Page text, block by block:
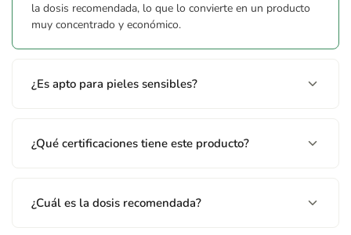
Provoca irritación ocular grave. No ingerir. Mantener fuera del
alcance de los niños. EN CASO DE CONTACTO CON LOS
OJOS: enjuagar con agua cuidadosamente durante varios
y pueda hacerse con facilidad. Proseguir con el lavado. Si la
accidente, consultar al INSTITUTO NACIONAL DE
la dosis recomendada, lo que lo convierte en un producto
muy concentrado y económico.
¿Es apto para pieles sensibles?
¿Qué certificaciones tiene este producto?
¿Cuál es la dosis recomendada?